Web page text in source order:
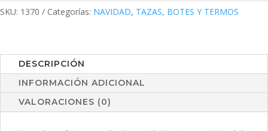
SKU: 1370 Categorías: NAVIDAD, TAZAS, BOTES Y TERMOS
DESCRIPCIÓN
INFORMACIÓN ADICIONAL
VALORACIONES (0)